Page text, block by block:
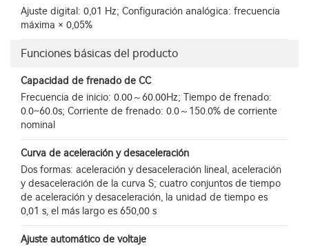
Ajuste digital: 0,01 Hz; Configuración analógica: frecuencia
máxima × 0,05%
Funciones básicas del producto
Capacidad de frenado de CC
Frecuencia de inicio: 0.00～60.00Hz; Tiempo de frenado:
0.0~60.0s; Corriente de frenado: 0.0～150.0% de corriente
nominal
Curva de aceleración y desaceleración
Dos formas: aceleración y desaceleración lineal, aceleración
y desaceleración de la curva S; cuatro conjuntos de tiempo
de aceleración y desaceleración, la unidad de tiempo es
0,01 s, el más largo es 650,00 s
Ajuste automático de voltaje